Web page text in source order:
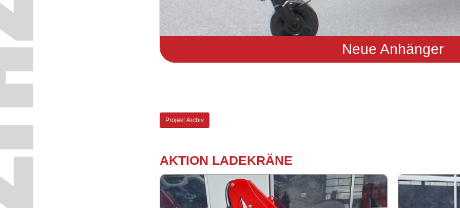
Neue Anhänger
Pro­jekt Ar­chiv
AK­TI­ON LA­DE­KRÄ­NE